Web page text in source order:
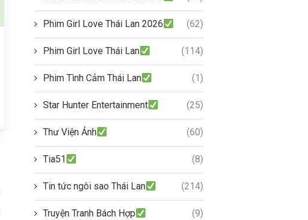
Phim Girl Love Thái Lan 2026 (62)
Phim Girl Love Thái Lan (114)
Phim Tình Cảm Thái Lan (1)
Star Hunter Entertainment (25)
Thư Viện Ảnh (60)
Tia51 (8)
Tin tức ngôi sao Thái Lan (214)
Truyện Tranh Bách Hợp (9)